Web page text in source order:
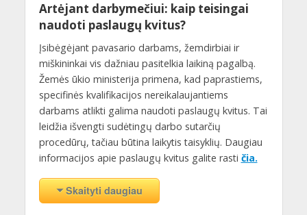
Artėjant darbymečiui: kaip teisingai
naudoti paslaugų kvitus?
Įsibėgėjant pavasario darbams, žemdirbiai ir
miškininkai vis dažniau pasitelkia laikiną pagalbą.
Žemės ūkio ministerija primena, kad paprastiems,
specifinės kvalifikacijos nereikalaujantiems
darbams atlikti galima naudoti paslaugų kvitus. Tai
leidžia išvengti sudėtingų darbo sutarčių
procedūrų, tačiau būtina laikytis taisyklių. Daugiau
informacijos apie paslaugų kvitus galite rasti čia.
Skaityti daugiau